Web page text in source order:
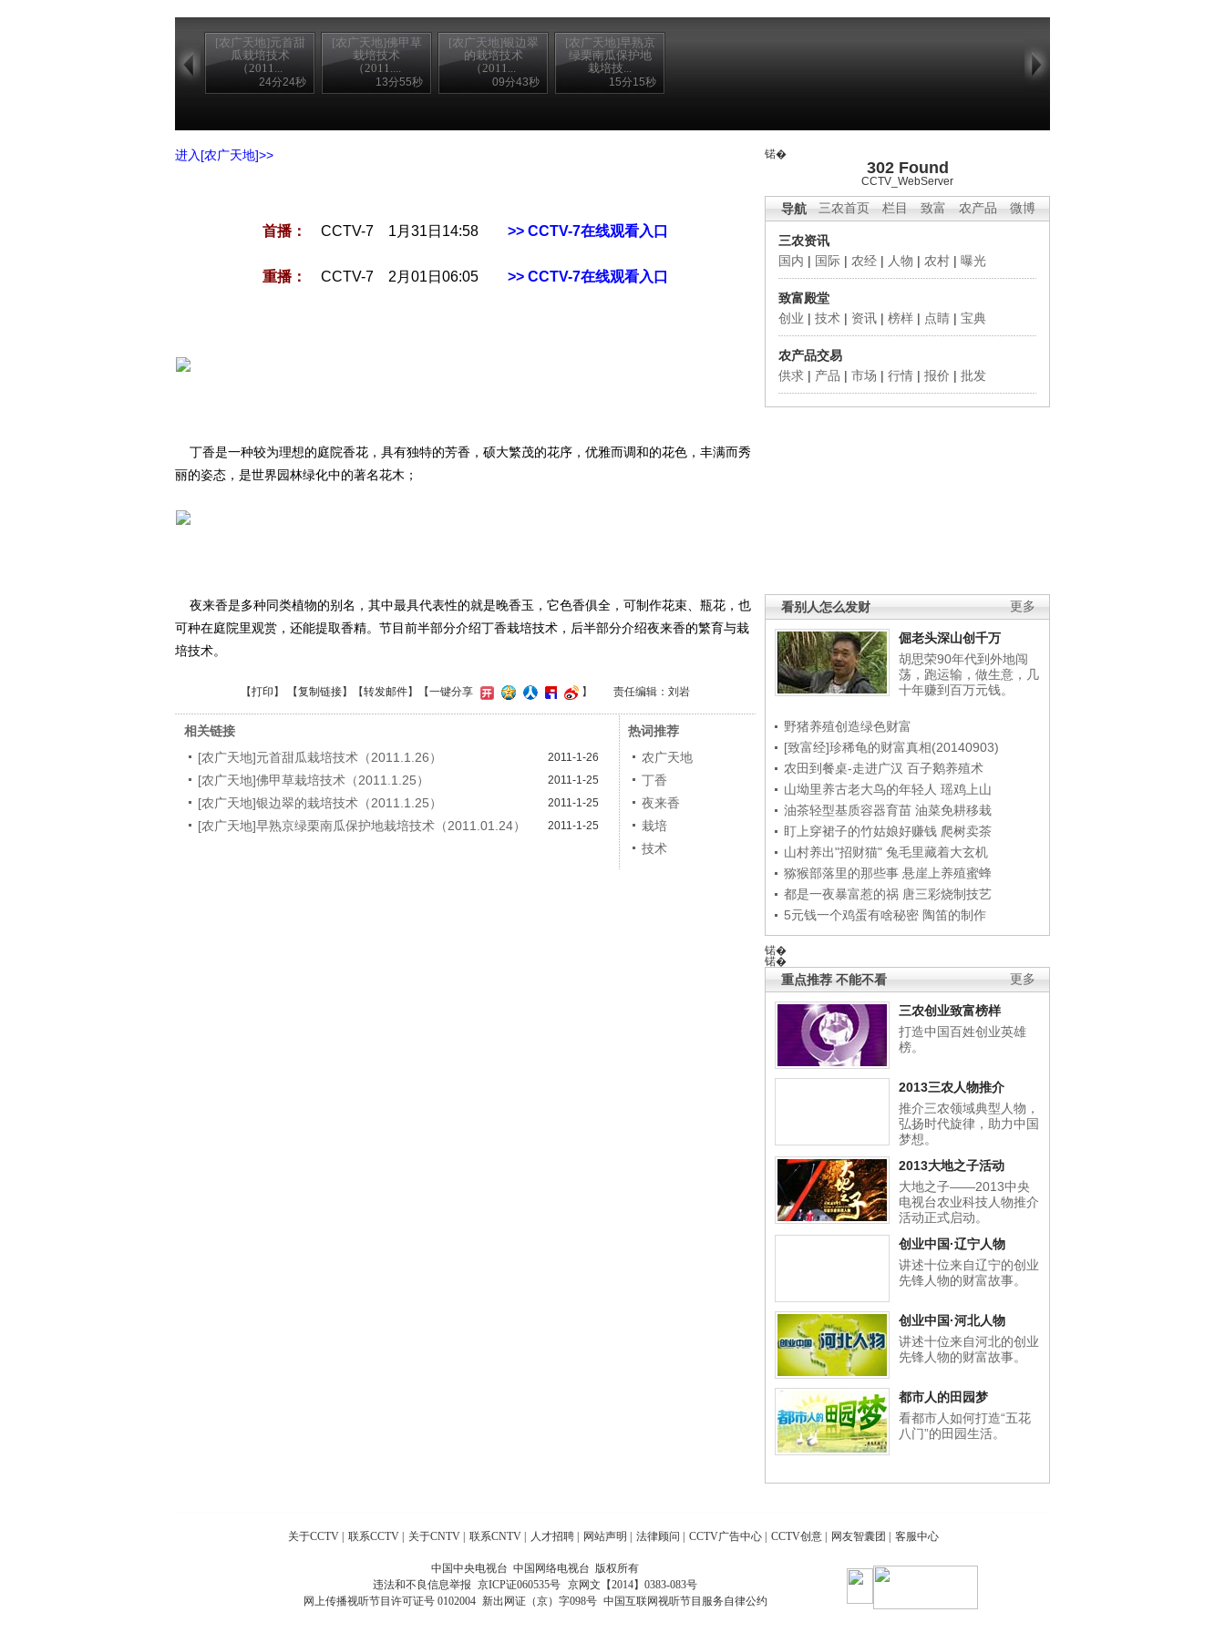
[农广天地]元首甜
瓜栽培技术
（2011...
24分24秒
[农广天地]佛甲草
栽培技术
（2011....
13分55秒
[农广天地]银边翠
的栽培技术
（2011...
09分43秒
[农广天地]早熟京
绿栗南瓜保护地
栽培技...
15分15秒
锘�
302 Found
CCTV_WebServer
三农首页 栏目 致富 农产品 微博
导航
三农资讯
国内 | 国际 | 农经 | 人物 | 农村 | 曝光
致富殿堂
创业 | 技术 | 资讯 | 榜样 | 点睛 | 宝典
农产品交易
供求 | 产品 | 市场 | 行情 | 报价 | 批发
更多
看别人怎么发财
倔老头深山创千万
胡思荣90年代到外地闯
荡，跑运输，做生意，几
十年赚到百万元钱。
野猪养殖创造绿色财富
[致富经]珍稀龟的财富真相(20140903)
农田到餐桌-走进广汉 百子鹅养殖术
山坳里养古老大鸟的年轻人 瑶鸡上山
油茶轻型基质容器育苗 油菜免耕移栽
盯上穿裙子的竹姑娘好赚钱 爬树卖茶
山村养出"招财猫" 兔毛里藏着大玄机
猕猴部落里的那些事 悬崖上养殖蜜蜂
都是一夜暴富惹的祸 唐三彩烧制技艺
5元钱一个鸡蛋有啥秘密 陶笛的制作
锘�
锘�
更多
重点推荐 不能不看
三农创业致富榜样
打造中国百姓创业英雄
榜。
2013三农人物推介
推介三农领域典型人物，
弘扬时代旋律，助力中国
梦想。
2013大地之子活动
大地之子——2013中央
电视台农业科技人物推介
活动正式启动。
创业中国·辽宁人物
讲述十位来自辽宁的创业
先锋人物的财富故事。
创业中国·河北人物
讲述十位来自河北的创业
先锋人物的财富故事。
都市人的田园梦
看都市人如何打造“五花
八门”的田园生活。
进入[农广天地]>>
首播： CCTV-7 1月31日14:58 >> CCTV-7在线观看入口
重播： CCTV-7 2月01日06:05 >> CCTV-7在线观看入口
丁香是一种较为理想的庭院香花，具有独特的芳香，硕大繁茂的花序，优雅而调和的花色，丰满而秀
丽的姿态，是世界园林绿化中的著名花木；
夜来香是多种同类植物的别名，其中最具代表性的就是晚香玉，它色香俱全，可制作花束、瓶花，也
可种在庭院里观赏，还能提取香精。节目前半部分介绍丁香栽培技术，后半部分介绍夜来香的繁育与栽
培技术。
【打印 】 【复制链接】【转发邮件】 【一键分享 】 责任编辑：刘岩
相关链接
[农广天地]元首甜瓜栽培技术（2011.1.26）
2011-1-26
[农广天地]佛甲草栽培技术（2011.1.25） 2011-1-25
[农广天地]银边翠的栽培技术（2011.1.25） 2011-1-25
[农广天地]早熟京绿栗南瓜保护地栽培技术（2011.01.24） 2011-1-25
热词推荐
农广天地
丁香
夜来香
栽培
技术
关于CCTV 联系CCTV 关于CNTV 联系CNTV 人才招聘 网站声明 法律顾问 CCTV广告中心 CCTV创意 网友智囊团 客服中心
中国中央电视台 中国网络电视台 版权所有
违法和不良信息举报 京ICP证060535号
京网文【2014】0383-083号
网上传播视听节目许可证号 0102004 新出网证（京）字098号 中国互联网视听节目服务自律公约